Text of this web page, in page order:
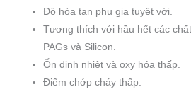
Độ hòa tan phụ gia tuyệt vời.
Tương thích với hầu hết các
PAGs và Silicon.
Ổn định nhiệt và oxy hóa thấp.
Điểm chớp cháy thấp.